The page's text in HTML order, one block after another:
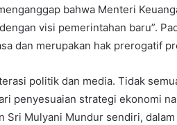
bahwa Menteri
visi pemerintahan baru”.
dan merupakan hak prerogatif
politik dan media. Tidak
penyesuaian strategi ekonomi
Sri Mulyani Mundur sendiri,